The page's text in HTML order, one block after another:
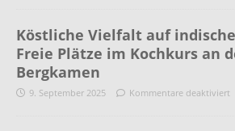
Köstliche Vielfalt auf
Freie Plätze im Kochkurs an
Bergkamen
9. September 2025 Kommentare deaktiviert